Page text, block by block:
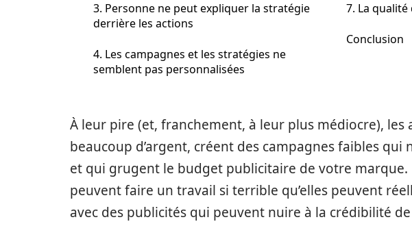
3. Personne ne peut expliquer la stratégie
derrière les actions
4. Les campagnes et les stratégies ne
semblent pas personnalisées
7. La
Conclusion
À leur pire (et, franchement, à leur plus médiocre), les
beaucoup d’argent, créent des campagnes faibles
et qui grugent le budget publicitaire de votre marque.
peuvent faire un travail si terrible qu’elles peuvent
avec des publicités qui peuvent nuire à la crédibilité